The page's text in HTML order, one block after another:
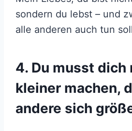
sondern du lebst – und
alle anderen auch tun
4. Du musst dich
kleiner machen,
andere sich